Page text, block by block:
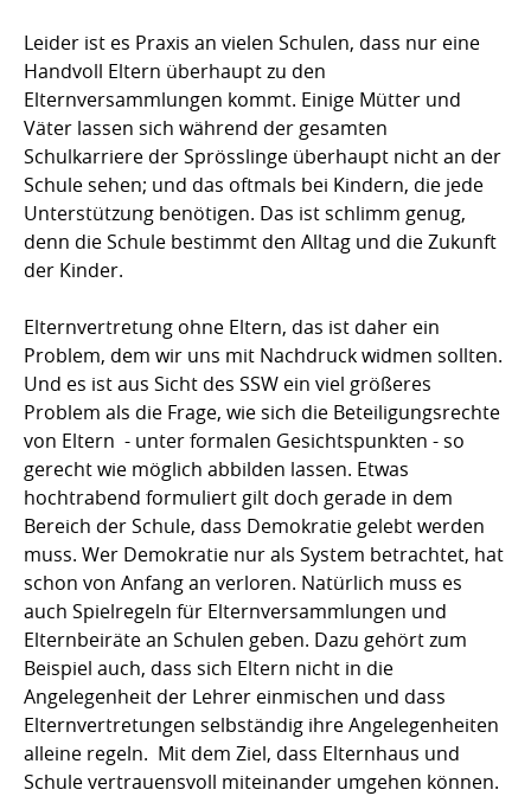
Leider ist es Praxis an vielen Schulen, dass nur eine
Handvoll Eltern überhaupt zu den
Elternversammlungen kommt. Einige Mütter und
Väter lassen sich während der gesamten
Schulkarriere der Sprösslinge überhaupt nicht an der
Schule sehen; und das oftmals bei Kindern, die jede
Unterstützung benötigen. Das ist schlimm genug,
denn die Schule bestimmt den Alltag und die Zukunft
der Kinder.
Elternvertretung ohne Eltern, das ist daher ein
Problem, dem wir uns mit Nachdruck widmen sollten.
Und es ist aus Sicht des SSW ein viel größeres
Problem als die Frage, wie sich die Beteiligungsrechte
von Eltern - unter formalen Gesichtspunkten - so
gerecht wie möglich abbilden lassen. Etwas
hochtrabend formuliert gilt doch gerade in dem
Bereich der Schule, dass Demokratie gelebt werden
muss. Wer Demokratie nur als System betrachtet, hat
schon von Anfang an verloren. Natürlich muss es
auch Spielregeln für Elternversammlungen und
Elternbeiräte an Schulen geben. Dazu gehört zum
Beispiel auch, dass sich Eltern nicht in die
Angelegenheit der Lehrer einmischen und dass
Elternvertretungen selbständig ihre Angelegenheiten
alleine regeln.  Mit dem Ziel, dass Elternhaus und
Schule vertrauensvoll miteinander umgehen können.